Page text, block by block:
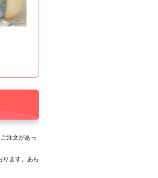
注文があっ
ります。あら